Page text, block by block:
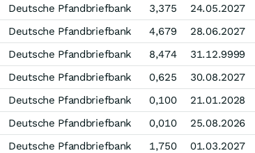
Deutsche Pfandbriefbank 3,375 24.05.2027
Deutsche Pfandbriefbank 4,679 28.06.2027
Deutsche Pfandbriefbank 8,474 31.12.9999
Deutsche Pfandbriefbank 0,625 30.08.2027
Deutsche Pfandbriefbank 0,100 21.01.2028
Deutsche Pfandbriefbank 0,010 25.08.2026
Deutsche Pfandbriefbank 1,750 01.03.2027